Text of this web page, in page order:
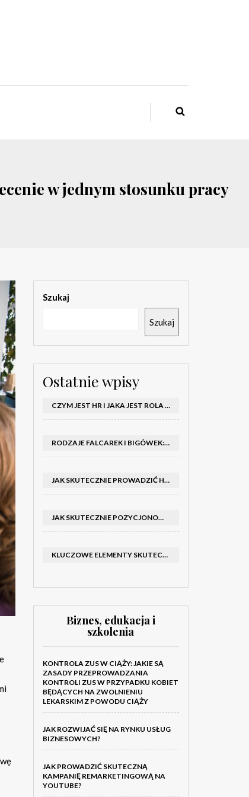
w jednym stosunku pracy
Szukaj
Szukaj
Ostatnie wpisy
CZYM JEST HR I JAKA JEST ROLA DZIAŁU HR W FIRMIE
RODZAJE FALCAREK I BIGÓWEK: JAKIE WYBRAĆ DO PRODUKCJI?
JAK SKUTECZNIE PROWADZIĆ HOSTESSY NA TARGACH: PORADNIK I SZKOLENIA
JAK SKUTECZNIE POZYCJONOWAĆ SKLEP SHOPER: KLUCZOWE KROKI I STRATEGIE
KLUCZOWE ELEMENTY SKUTECZNEGO KATALOGU FIRMOWEGO I BROSZURY
Biznes, edukacja i
szkolenia
KONTROLA ZUS W CIĄŻY: JAKIE SĄ
ZASADY PRZEPROWADZANIA
KONTROLI ZUS W PRZYPADKU KOBIET
BĘDĄCYCH NA ZWOLNIENIU
LEKARSKIM Z POWODU CIĄŻY
JAK ROZWIJAĆ SIĘ NA RYNKU USŁUG
BIZNESOWYCH?
JAK PROWADZIĆ SKUTECZNĄ
KAMPANIĘ REMARKETINGOWĄ NA
YOUTUBE?